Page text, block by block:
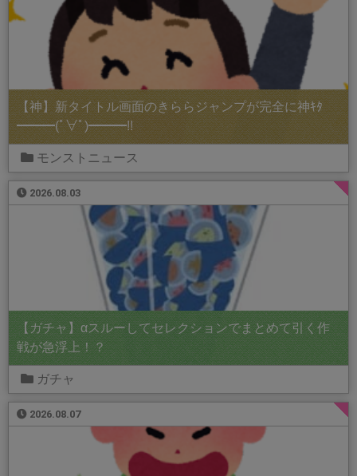
【神】新タイトル画面のきららジャンプが完全に神ｷﾀ
━━━(ﾟ∀ﾟ)━━━!!
モンストニュース
2026.08.03
【ガチャ】αスルーしてセレクションでまとめて引く作
戦が急浮上！？
ガチャ
2026.08.07